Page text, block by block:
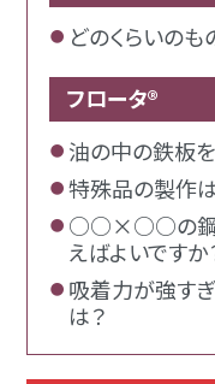
どのくらいの
フロータ®
油の中の鉄板
特殊品の製作
○○×○○の鋼
えばよいですか
吸着力が強す
は？